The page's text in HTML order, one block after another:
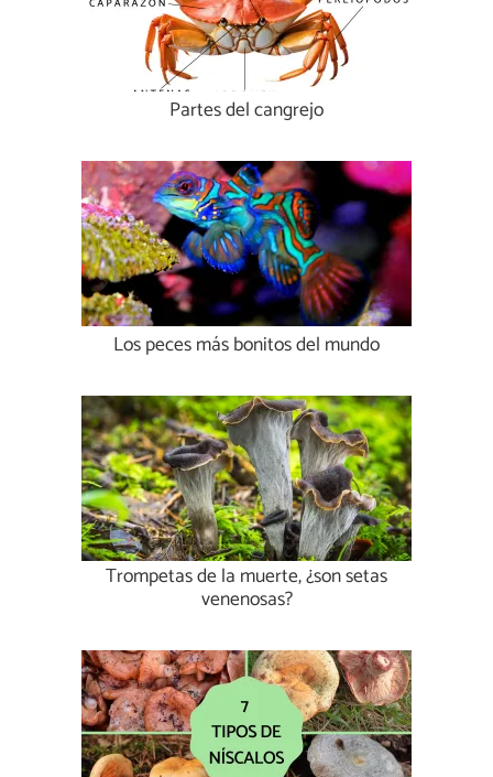
Partes del cangrejo
Los peces más bonitos del mundo
Trompetas de la muerte, ¿son setas
venenosas?